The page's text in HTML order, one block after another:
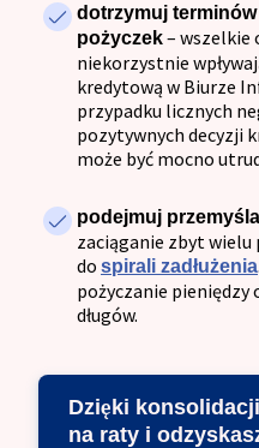
dotrzymuj
pożyczek– wszelkie
niekorzystnie
kredytową w Biurze
przypadku licznych
pozytywnych decyzji
może być mocno
podejmuj
zaciąganie zbyt wielu
do spirali zadłużenia
pożyczanie pieniędzy
długów.
Dzięki
na raty i